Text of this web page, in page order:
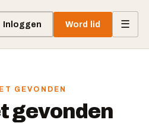
Inloggen Word lid ☰
GEVONDEN
gevonden